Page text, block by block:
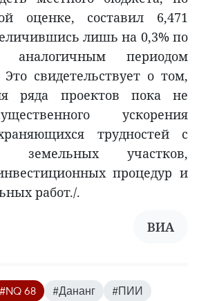
оценке, составил 6,471
лишь на 0,3% по
периодом
свидетельствует о том,
ряда проектов пока не
ускорения
трудностей с
земельных участков,
процедур и
работ./.
ВИA
#NQ 68 #Дананг
#ПИИ